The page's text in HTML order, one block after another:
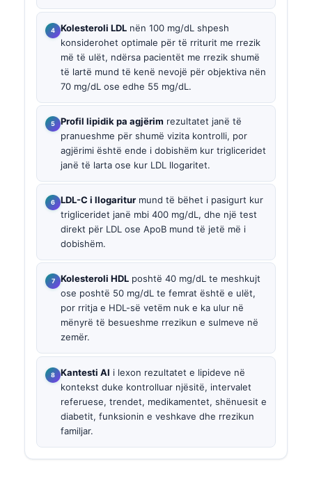
Kolesteroli LDL nën 100 mg/dL shpesh
konsiderohet optimale për të rriturit me rrezik
më të ulët, ndërsa pacientët me rrezik shumë
të lartë mund të kenë nevojë për objektiva nën
70 mg/dL ose edhe 55 mg/dL.
Profil lipidik pa agjërim rezultatet janë të
pranueshme për shumë vizita kontrolli, por
agjërimi është ende i dobishëm kur trigliceridet
janë të larta ose kur LDL llogaritet.
LDL-C i llogaritur mund të bëhet i pasigurt kur
trigliceridet janë mbi 400 mg/dL, dhe një test
direkt për LDL ose ApoB mund të jetë më i
dobishëm.
Kolesteroli HDL poshtë 40 mg/dL te meshkujt
ose poshtë 50 mg/dL te femrat është e ulët,
por rritja e HDL-së vetëm nuk e ka ulur në
mënyrë të besueshme rrezikun e sulmeve në
zemër.
Kantesti AI i lexon rezultatet e lipideve në
kontekst duke kontrolluar njësitë, intervalet
referuese, trendet, medikamentet, shënuesit e
diabetit, funksionin e veshkave dhe rrezikun
familjar.